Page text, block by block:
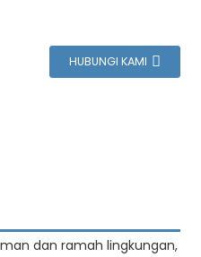
HUBUNGI KAMI
dan ramah lingkungan,